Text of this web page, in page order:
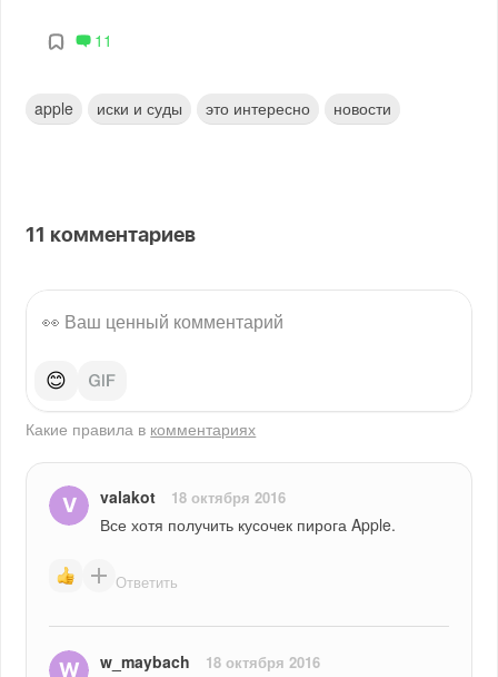
11
apple иски и суды это интересно новости
11 комментариев
😊
Какие правила в комментариях
valakot 18 октября 2016
Все хотя получить кусочек пирога Apple.
Ответить
w_maybach 18 октября 2016